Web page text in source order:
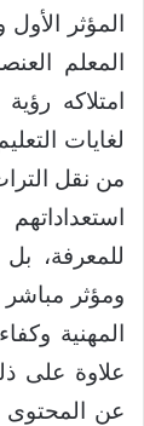
المؤثر
المعلم
امتلاكه
لغايات
من نقل
للمعرفة،
ومؤثر
المهنية
علاوة على
عن المحتوى